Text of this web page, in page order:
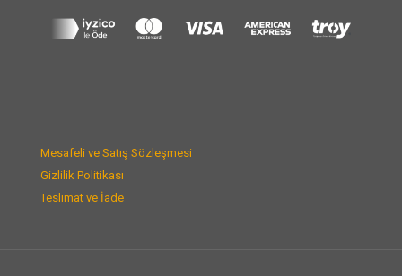
Mesafeli ve Satış Sözleşmesi
Gizlilik Politikası
Teslimat ve İade